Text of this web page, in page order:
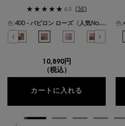
4.9 (38)
色:
400 - バビロン ローズ〈人気No.1〉
色を選択してください
{1} の場合
のカラー クチュール ミニ クラッチ、1/19
ズ ドリーム のカラー クチュール ミニ クラ
択済み
- カスバ スパイシーズ のカラー クチュール
選択済み
310 - エキゾチック ミラージュ のカラ
400 - バビロン ローズ〈人
選択済み
410 - フォービドゥ
選択済み
500 - メデ
10,890円
（税込）
カートに入れる クチュール
色:
色